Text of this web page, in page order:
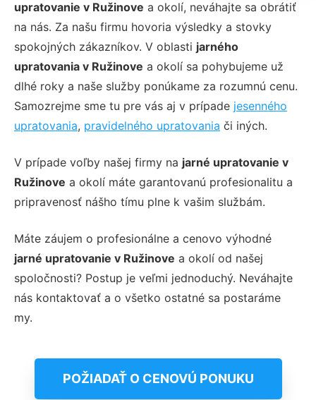
upratovanie v Ružinove a okolí, neváhajte sa obrátiť
na nás. Za našu firmu hovoria výsledky a stovky
spokojných zákazníkov. V oblasti jarného
upratovania v Ružinove a okolí sa pohybujeme už
dlhé roky a naše služby ponúkame za rozumnú cenu.
Samozrejme sme tu pre vás aj v prípade jesenného
upratovania, pravidelného upratovania či iných.
V prípade voľby našej firmy na jarné upratovanie v
Ružinove a okolí máte garantovanú profesionalitu a
pripravenosť nášho tímu plne k vašim službám.
Máte záujem o profesionálne a cenovo výhodné
jarné upratovanie v Ružinove a okolí od našej
spoločnosti? Postup je veľmi jednoduchý. Neváhajte
nás kontaktovať a o všetko ostatné sa postaráme
my.
POŽIADAŤ O CENOVÚ PONUKU